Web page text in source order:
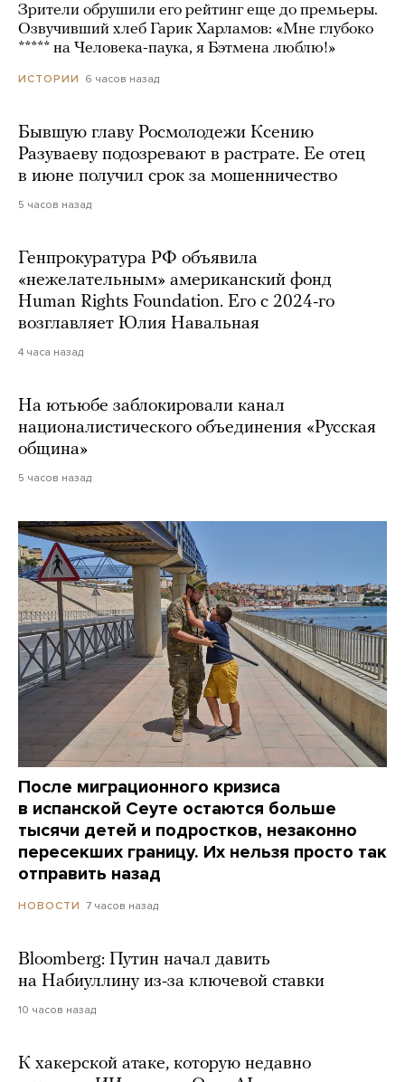
Зрители обрушили его рейтинг еще до премьеры.
Озвучивший хлеб Гарик Харламов: «Мне глубоко
***** на Человека-паука, я Бэтмена люблю!»
ИСТОРИИ 6 часов назад
Бывшую главу Росмолодежи Ксению
Разуваеву подозревают в растрате. Ее отец
в июне получил срок за мошенничество
5 часов назад
Генпрокуратура РФ объявила
«нежелательным» американский фонд
Human Rights Foundation. Его с 2024-го
возглавляет Юлия Навальная
4 часа назад
На ютьюбе заблокировали канал
националистического объединения «Русская
община»
5 часов назад
После миграционного кризиса
в испанской Сеуте остаются больше
тысячи детей и подростков, незаконно
пересекших границу. Их нельзя просто так
отправить назад
НОВОСТИ 7 часов назад
Bloomberg: Путин начал давить
на Набиуллину из-за ключевой ставки
10 часов назад
К хакерской атаке, которую недавно